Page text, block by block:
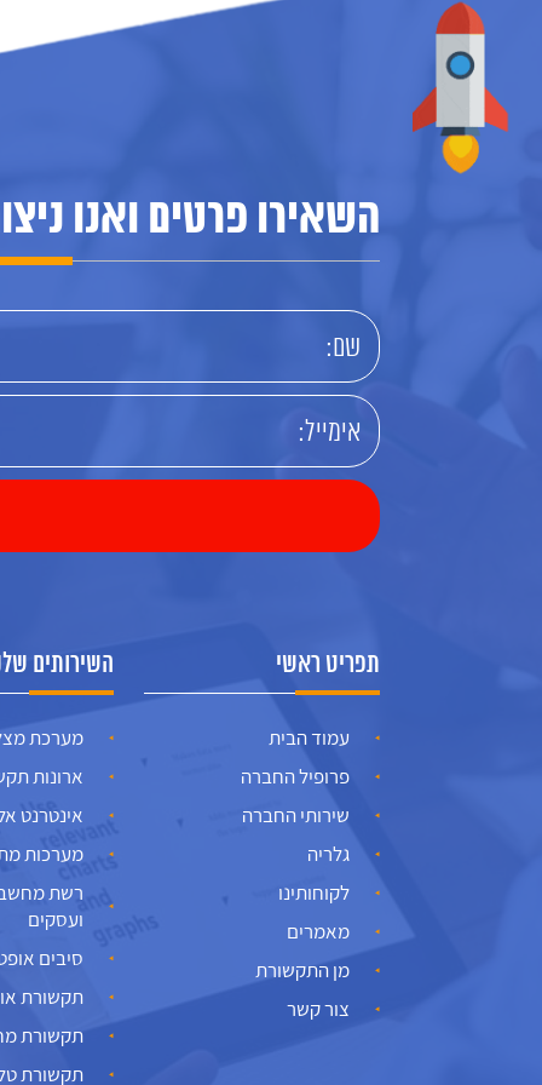
השאירו פרטים ואנו
תפריט ראשי
עמוד הבית
פרופיל החברה
שירותי החברה
גלריה
לקוחותינו
מאמרים
מן התקשורת
צור קשר
השירותים
מערכת
ארונות
אינטרנט
מערכות
רשת
ועסקים
סיבים
תקשורת
תקשורת
תקשורת